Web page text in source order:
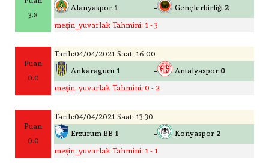
3.8
Alanyaspor 1 - Gençlerbirliği 2
meşin_yuvarlak Tahmini: 1 - 3
Puan
0.0
Tarih:04/04/2021 Saat: 16:00
Ankaragücü 1 - Antalyaspor 0
meşin_yuvarlak Tahmini: 0 - 2
Puan
0.0
Tarih:04/04/2021 Saat: 13:30
Erzurum BB 1 - Konyaspor 2
meşin_yuvarlak Tahmini: 1 - 1